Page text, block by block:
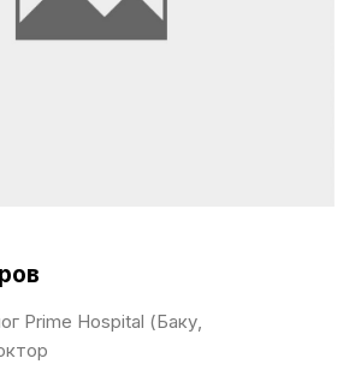
Prime Hospital (Баку,